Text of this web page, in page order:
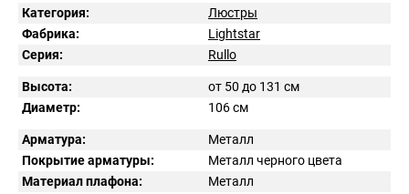
Категория:
Люстры
Фабрика:
Lightstar
Серия:
Rullo
Высота:
от 50 до 131 см
Диаметр:
106 см
Арматура:
Металл
Покрытие арматуры:
Металл черного цвета
Материал плафона:
Металл